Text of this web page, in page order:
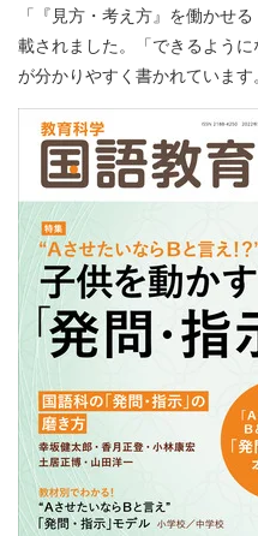
「『見方・考え方』を働かせ
載されました。「できるよう
が分かりやすく書かれています